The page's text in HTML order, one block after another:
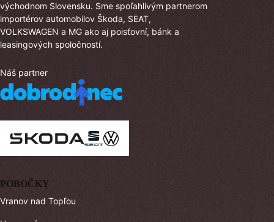
východnom Slovensku. Sme spoľahlivým partnerom
importérov automobilov Škoda, SEAT,
VOLKSWAGEN a MG ako aj poisťovní, bánk a
leasingových spoločností.
Náš partner
POBOČKY
Vranov nad Topľou